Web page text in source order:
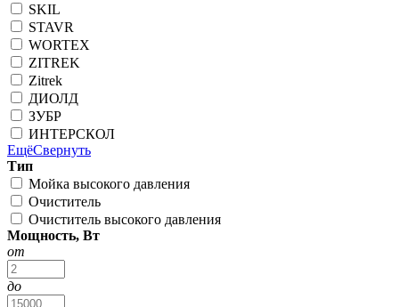
SKIL
STAVR
WORTEX
ZITREK
Zitrek
ДИОЛД
ЗУБР
ИНТЕРСКОЛ
ЕщёСвернуть
Тип
Мойка высокого давления
Очиститель
Очиститель высокого давления
Мощность, Вт
от
до